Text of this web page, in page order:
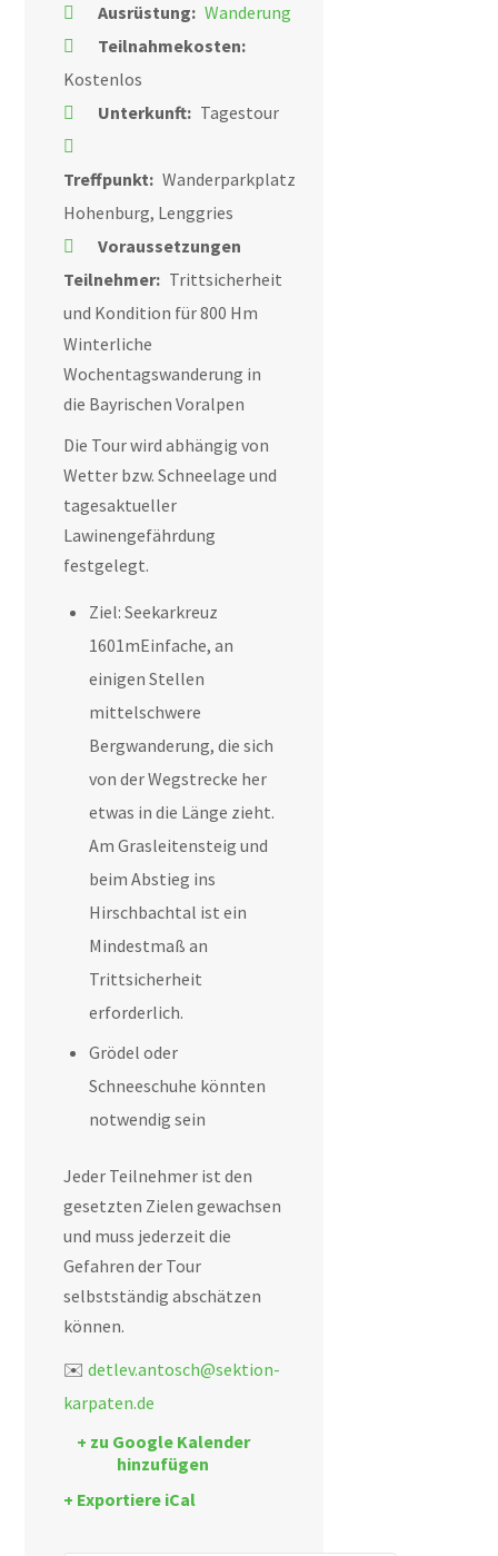
Ausrüstung: Wanderung
Teilnahmekosten:
Kostenlos
Unterkunft: Tagestour
Treffpunkt: Wanderparkplatz
Hohenburg, Lenggries
Voraussetzungen
Teilnehmer: Trittsicherheit
und Kondition für 800 Hm
Winterliche
Wochentagswanderung in
die Bayrischen Voralpen
Die Tour wird abhängig von
Wetter bzw. Schneelage und
tagesaktueller
Lawinengefährdung
festgelegt.
Ziel: Seekarkreuz
1601mEinfache, an
einigen Stellen
mittelschwere
Bergwanderung, die sich
von der Wegstrecke her
etwas in die Länge zieht.
Am Grasleitensteig und
beim Abstieg ins
Hirschbachtal ist ein
Mindestmaß an
Trittsicherheit
erforderlich.
Grödel oder
Schneeschuhe könnten
notwendig sein
Jeder Teilnehmer ist den
gesetzten Zielen gewachsen
und muss jederzeit die
Gefahren der Tour
selbstständig abschätzen
können.
✉️detlev.antosch@sektion-
karpaten.de
+ zu Google Kalender
hinzufügen
+ Exportiere iCal